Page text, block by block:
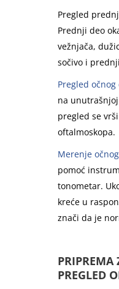
Pregled
Prednji deo
vežnjača,
sočivo i
Pregled očnog
na
pregled se
oftalmoskopa.
Merenje
pomoć
tonometar.
kreće u
znači da je
PRIPREMA
PREGLED